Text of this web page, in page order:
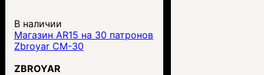
В наличии
Магазин AR15 на 30 патронов
Zbroyar CM-30
ZBROYAR